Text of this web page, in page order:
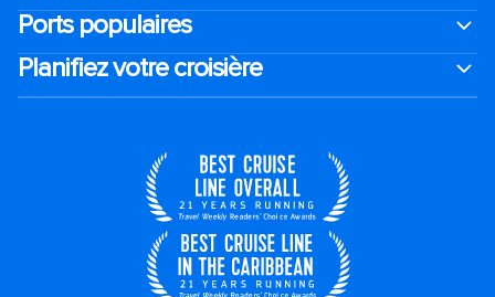
Ports populaires
Planifiez votre croisière